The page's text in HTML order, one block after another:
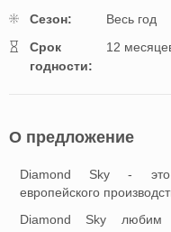
Cезон:
Весь год
Cрок
годности:
12
О предложение
Diamond Sky - это
европейского
Diamond Sky любим